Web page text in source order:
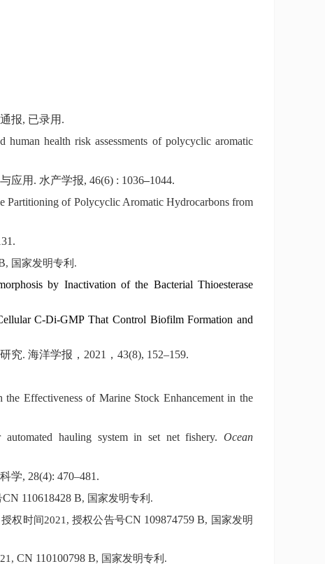
报, 已录用 .
health risk assessments of polycyclic aromatic
应用 . 水产学报, 46(6) : 1036–1044.
Partitioning of Polycyclic Aromatic Hydrocarbons from
.
, 国家发明专利 .
by Inactivation of the Bacterial Thioesterase
C-Di-GMP That Control Biofilm Formation and
究. 海洋学报， 2021 ， 43(8), 152–159.
Effectiveness of Marine Stock Enhancement in the
hauling system in set net fishery.Ocean
学, 28(4): 470–481 .
CN 110618428 B, 国家发明专利 .
授权时间2021,授权公告号CN 109874759 B, 国家发明
CN 110100798 B, 国家发明专利 .